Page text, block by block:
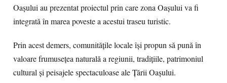
Oașului au prezentat proiectul prin care zona Oașului va fi
integrată în marea poveste a acestui traseu turistic.
Prin acest demers, comunitățile locale își propun să pună în
valoare frumusețea naturală a regiunii, tradițiile, patrimoniul
cultural și peisajele spectaculoase ale Țării Oașului.